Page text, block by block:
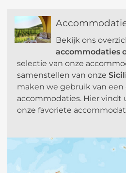
t
i
v
Bekijk ons
accommodaties
selectie van onze
samenstellen van onze
maken we gebruik van
accommodaties. Hier vindt
onze favoriete